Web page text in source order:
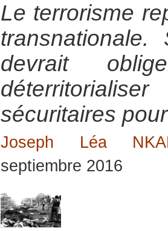
Le terrorisme
transnationale.
devrait
sécuritaires
Joseph Léa
septiembre 2016